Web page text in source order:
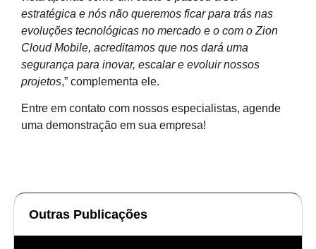
estratégica e nós não queremos ficar para trás nas
evoluções tecnológicas no mercado e o com o Zion
Cloud Mobile, acreditamos que nos dará uma
segurança para inovar, escalar e evoluir nossos
projetos,” complementa ele.
Entre em contato com nossos especialistas, agende
uma demonstração em sua empresa!
Outras Publicações